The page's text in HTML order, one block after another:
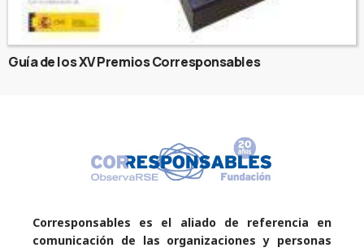
Guía de los XV Premios Corresponsables
Corresponsables es el aliado de referencia en
comunicación de las organizaciones y personas